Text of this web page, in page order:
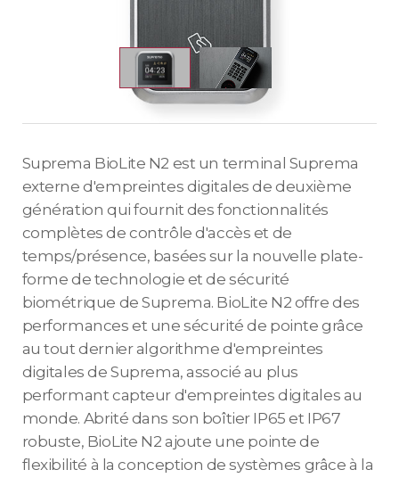
Suprema BioLite N2 est un terminal Suprema
externe d'empreintes digitales de deuxième
génération qui fournit des fonctionnalités
complètes de contrôle d'accès et de
temps/présence, basées sur la nouvelle plate-
forme de technologie et de sécurité
biométrique de Suprema. BioLite N2 offre des
performances et une sécurité de pointe grâce
au tout dernier algorithme d'empreintes
digitales de Suprema, associé au plus
performant capteur d'empreintes digitales au
monde. Abrité dans son boîtier IP65 et IP67
robuste, BioLite N2 ajoute une pointe de
flexibilité à la conception de systèmes grâce à la